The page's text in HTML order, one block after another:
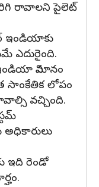
రావాలని పైలెట్
ఇండియాకు
ఎదురైంది.
ఇండియా విమానం
లోపం
వచ్చింది.
అధికారులు
ఇది రెండో